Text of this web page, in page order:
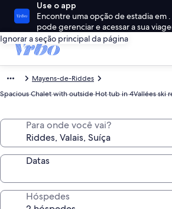
Use o app
Encontre uma opção de estadia em
pode gerenciar e acessar a sua
Ignorar a seção principal da página
Mayens-de-Riddes
Spacious Chalet with outside Hot tub in 4Vallées ski
Para onde você vai?
Datas
Hóspedes